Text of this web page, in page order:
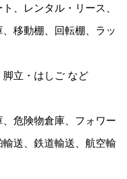
、レンタル・リース、
移動棚、回転棚、ラッ
立・はしご など
危険物倉庫、フォワー
送、鉄道輸送、航空輸